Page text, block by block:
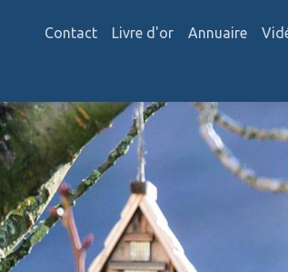
Contact Livre d'or Annuaire